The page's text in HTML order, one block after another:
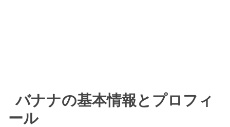
バナナの基本情報とプロフィ
ール